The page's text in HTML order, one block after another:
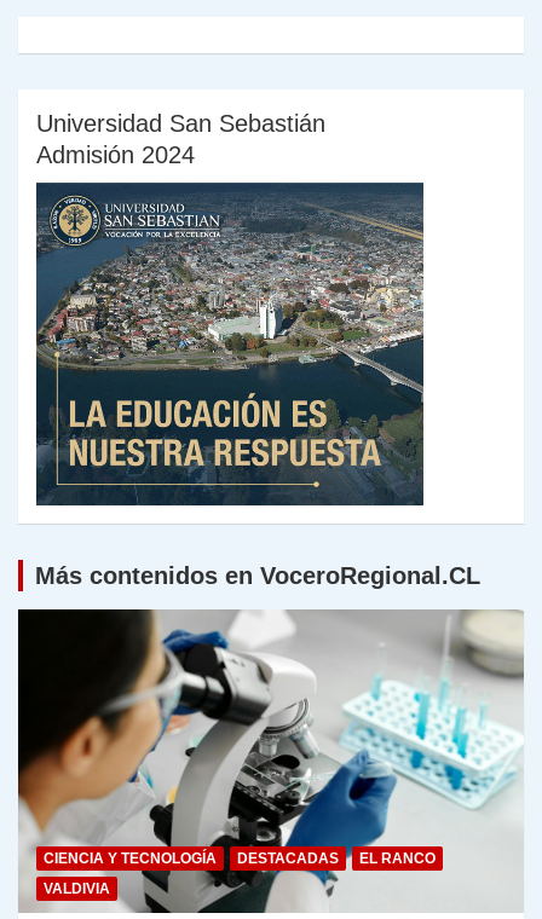
Universidad San Sebastián
Admisión 2024
Más contenidos en VoceroRegional.CL
CIENCIA Y TECNOLOGÍA DESTACADAS
EL RANCO
VALDIVIA